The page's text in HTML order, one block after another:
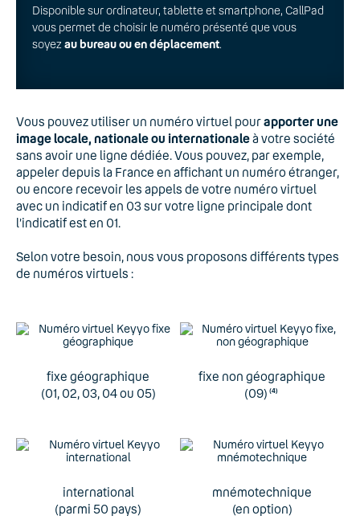
Disponible sur ordinateur, tablette et smartphone, CallPad
vous permet de choisir le numéro présenté que vous
soyezau bureau ou en déplacement.
Vous pouvez utiliser un numéro virtuel pourapporter une
image locale, nationale ou internationaleà votre société
sans avoir une ligne dédiée. Vous pouvez, par exemple,
appeler depuis la France en affichant un numéro étranger,
ou encore recevoir les appels de votre numéro virtuel
avec un indicatif en 03 sur votre ligne principale dont
l’indicatif est en 01.
Selon votre besoin, nous vous proposons différents types
de numéros virtuels :
fixe géographique
(01, 02, 03, 04 ou 05)
fixe non géographique
(09) (4)
international
(parmi 50 pays)
mnémotechnique
(en option)